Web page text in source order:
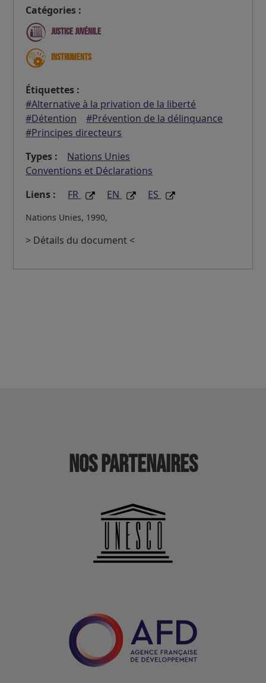
Catégories :
Justice juvénile
Instruments
Étiquettes :
#Alternative à la privation de la liberté
#Détention
#Prévention de la délinquance
#Principes directeurs
Types :
Nations Unies
Conventions et Déclarations
Liens :
FR EN ES
Nations Unies, 1990,
> Détails du document <
Nos partenaires